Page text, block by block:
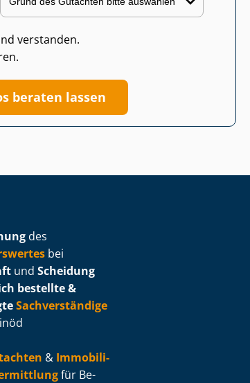
verstanden.
beraten lassen
des
bei
und Scheidung
bestellte &
Sachverständige
& Im­mo­bi­li­
für Be­